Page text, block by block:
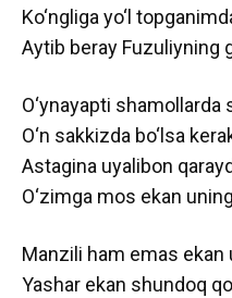
Ko‘ngliga yo‘l
Aytib beray Fuzuliyning
O‘ynayapti shamollarda
O‘n sakkizda bo‘lsa
Astagina uyalibon
O‘zimga mos ekan
Manzili ham emas ekan
Yashar ekan shundoq